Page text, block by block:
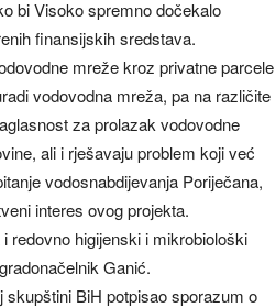
bi Visoko spremno dočekalo
finansijskih sredstava.
mreže kroz privatne parcele
vodovodna mreža, pa na različite
za prolazak vodovodne
ali i rješavaju problem koji već
vodosnabdijevanja Poriječana,
interes ovog projekta.
redovno higijenski i mikrobiološki
Ganić.
skupštini BiH potpisao sporazum o